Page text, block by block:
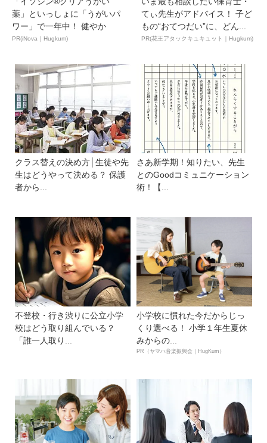
薬」といっしょに「うがいパ
ワー」で一年中！ 健やか
PR(iNova｜Hugkum)
てぃ先生がアドバイス！ 子ど
もの“おてつだい”に、どん...
PR(花王アタックキュキュット｜Hugkum)
クラス替えの決め方│生徒や先
生はどうやって決める？ 保護
者から...
さあ新学期！知りたい、先生
とのGoodコミュニケーション
術！【...
不登校・行き渋りに公立小学
校はどう取り組んでいる？
「誰一人取り...
小学校に慣れた今だからじっ
くり選べる！ 小学１年生夏休
みからの...
PR（ヤマハ音楽振興会｜HugKum）